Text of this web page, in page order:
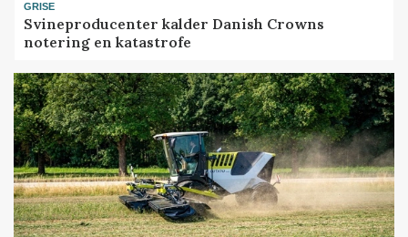
GRISE
Svineproducenter kalder Danish Crowns
notering en katastrofe